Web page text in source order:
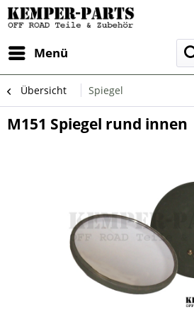
Menü
Übersicht Spiegel
M151 Spiegel rund innen